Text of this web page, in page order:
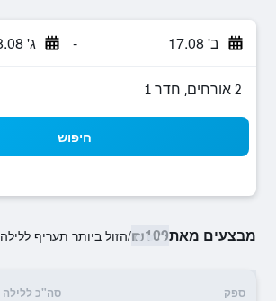
ב' 17.08 - ג' 18.08
2 אורחים, חדר 1
חיפוש
מבצעים מאת₪109
/הזול ביותר תעריף ללילה
ספק סה"כ ללילה